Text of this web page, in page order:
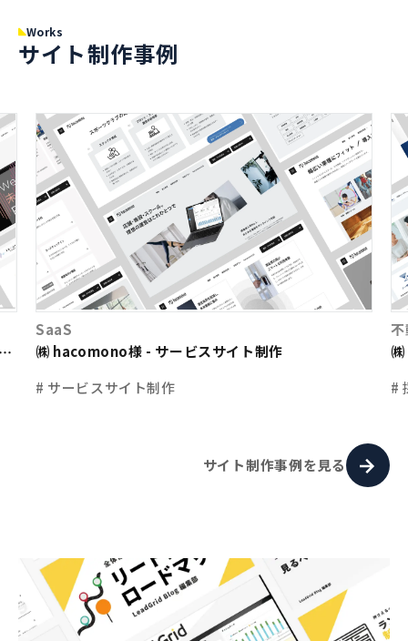
Works
サイト制作事例
SaaS
㈱ hacomono様 - サービスサイト制作
# サービスサイト制作
#
サイト制作事例を見る